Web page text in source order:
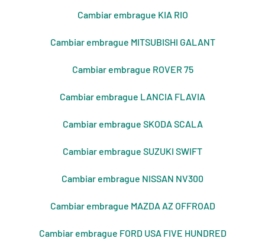
Cambiar embrague KIA RIO
Cambiar embrague MITSUBISHI GALANT
Cambiar embrague ROVER 75
Cambiar embrague LANCIA FLAVIA
Cambiar embrague SKODA SCALA
Cambiar embrague SUZUKI SWIFT
Cambiar embrague NISSAN NV300
Cambiar embrague MAZDA AZ OFFROAD
Cambiar embrague FORD USA FIVE HUNDRED